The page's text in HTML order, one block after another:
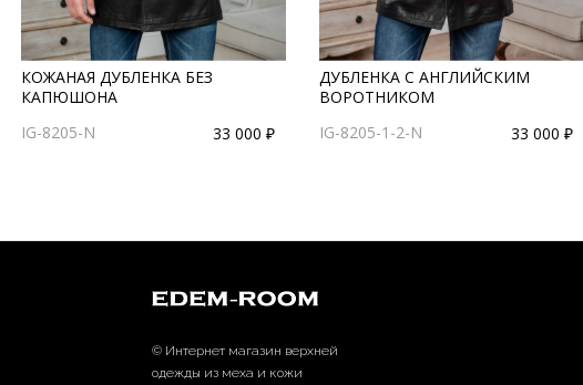
КОЖАНАЯ ДУБЛЕНКА БЕЗ
КАПЮШОНА
IG-8205-N
33 000 ₽
ДУБЛЕНКА С АНГЛИЙСКИМ
ВОРОТНИКОМ
IG-8205-1-2-N
33 000 ₽
© Интернет магазин верхней
одежды из меха и кожи